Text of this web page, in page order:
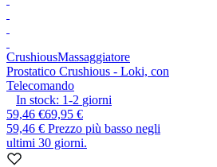
CrushiousMassaggiatore
Prostatico Crushious - Loki, con
Telecomando
In stock: 1-2 giorni
59,46 €69,95 €
59,46 € Prezzo più basso negli
ultimi 30 giorni.